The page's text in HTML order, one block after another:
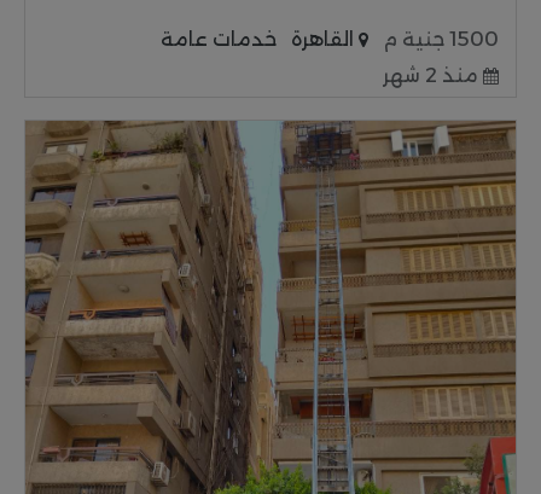
1500 جنية م القاهرة
خدمات عامة
منذ 2 شهر